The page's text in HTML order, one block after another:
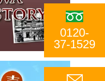
0120-
37-1529